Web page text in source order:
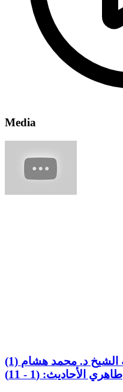
Media
(1) شرح كتاب التوحيد لابن خزيمة الشيخ د. محمد هشام
طاهري الأحاديث: (1 - 11)